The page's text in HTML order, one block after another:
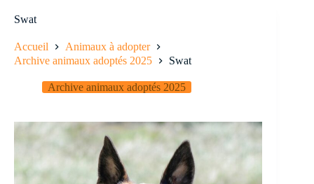
Swat
Accueil
Animaux à adopter
Archive animaux adoptés 2025
Swat
Archive animaux adoptés 2025